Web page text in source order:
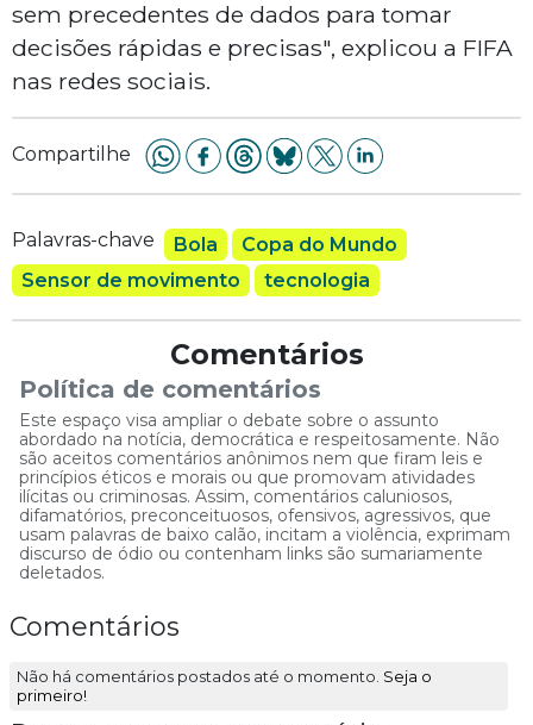
sem precedentes de dados para tomar
decisões rápidas e precisas", explicou a FIFA
nas redes sociais.
Compartilhe
Palavras-chave Bola
Copa do Mundo
Sensor de movimento
tecnologia
Comentários
Política de comentários
Este espaço visa ampliar o debate sobre o assunto
abordado na notícia, democrática e respeitosamente. Não
são aceitos comentários anônimos nem que firam leis e
princípios éticos e morais ou que promovam atividades
ilícitas ou criminosas. Assim, comentários caluniosos,
difamatórios, preconceituosos, ofensivos, agressivos, que
usam palavras de baixo calão, incitam a violência, exprimam
discurso de ódio ou contenham links são sumariamente
deletados.
Comentários
Não há comentários postados até o momento. Seja o
primeiro!